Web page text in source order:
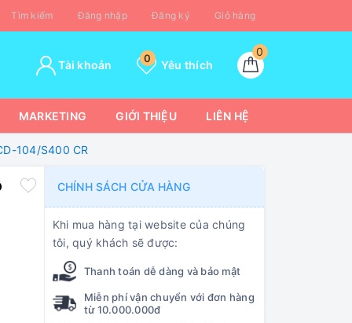
Tìm kiếm Đăng nhập Đăng ký Giỏ hàng
0
Yêu thích
0
Tài khoản
MARKETING GIỚI THIỆU LIÊN HỆ
104/S400 CR
CHÍNH SÁCH CỬA HÀNG
Khi mua hàng tại website của chúng
tôi, quý khách sẽ được:
Thanh toán dễ dàng và bảo mật
Miễn phí vận chuyển với đơn hàng
từ 10.000.000đ